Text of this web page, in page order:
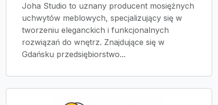
Joha Studio to uznany producent mosiężnych
uchwytów meblowych, specjalizujący się w
tworzeniu eleganckich i funkcjonalnych
rozwiązań do wnętrz. Znajdujące się w
Gdańsku przedsiębiorstwo...